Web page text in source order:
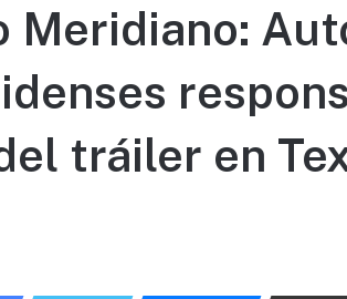
Meridiano:
tráiler en